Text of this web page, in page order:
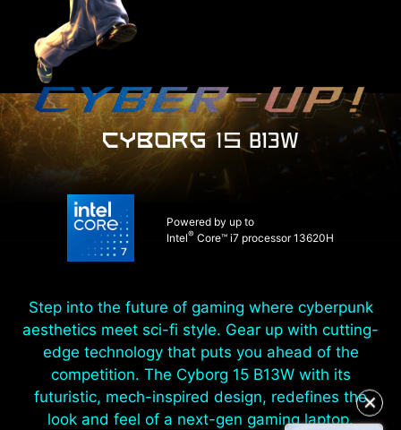
✕
Powered by up to
Intel® Core™ i7 processor 13620H
Step into the future of gaming where cyberpunk
aesthetics meet sci-fi style. Gear up with cutting-
edge technology that puts you ahead of the
competition. The Cyborg 15 B13W with its
futuristic, mech-inspired design, redefines the
look and feel of a next-gen gaming laptop.